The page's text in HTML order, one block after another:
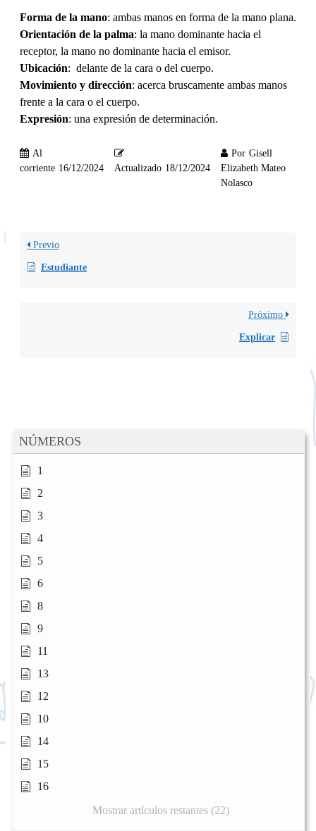
NÚMEROS
1
2
3
4
5
6
8
9
11
13
12
10
14
15
16
Mostrar artículos restantes (22)
Forma de la mano: ambas manos en forma de la mano plana.
Orientación de la palma: la mano dominante hacia el
receptor, la mano no dominante hacia el emisor.
Ubicación: delante de la cara o del cuerpo.
Movimiento y dirección: acerca bruscamente ambas manos
frente a la cara o el cuerpo.
Expresión: una expresión de determinación.
Al
corriente 16/12/2024 Actualizado 18/12/2024
Por Gisell
Elizabeth Mateo
Nolasco
Previo
Estudiante
Próximo
Explicar